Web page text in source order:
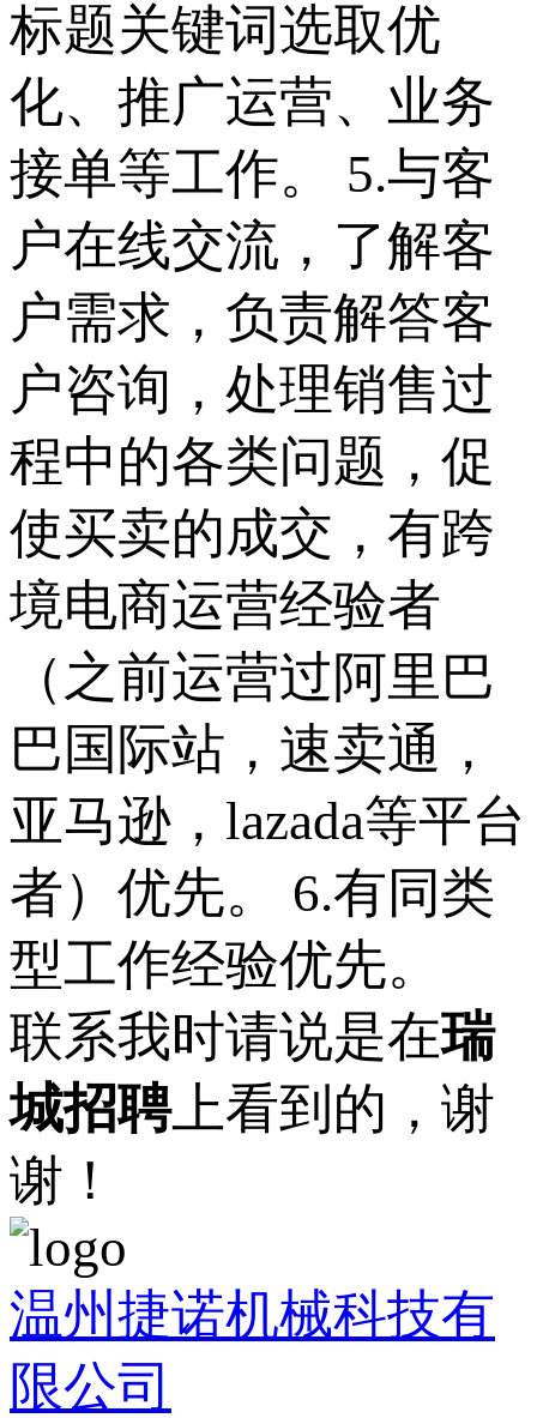
标题关键词选取优
化、推广运营、业务
接单等工作。 5.与客
户在线交流，了解客
户需求，负责解答客
户咨询，处理销售过
程中的各类问题，促
使买卖的成交，有跨
境电商运营经验者
（之前运营过阿里巴
巴国际站，速卖通，
亚马逊，lazada等平台
者）优先。 6.有同类
型工作经验优先。
联系我时请说是在瑞
城招聘上看到的，谢
谢！
温州捷诺机械科技有
限公司